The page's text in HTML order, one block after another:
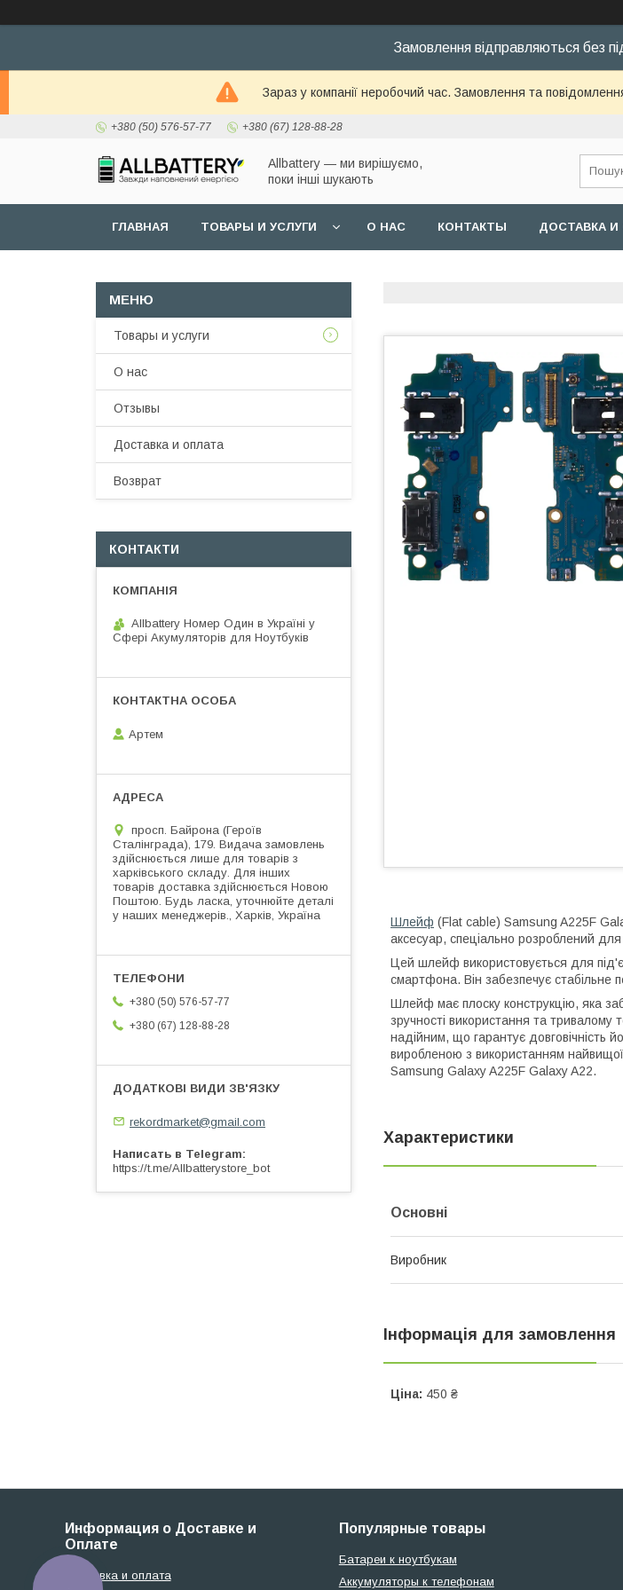
Замовлення відправляються без
Зараз у компанії неробочий час. Замовлення та
+380 (50) 576-57-77 +380 (67) 128-88-28
Allbattery — ми вирішуємо,
поки інші шукають
ГЛАВНАЯ ТОВАРЫ И УСЛУГИ О НАС КОНТАКТЫ ДОСТАВКА И
Шлейф (Flat cable) Samsung A225F
аксесуар, спеціально розроблений
Цей шлейф використовується для
смартфона. Він забезпечує
Шлейф має плоску конструкцію, яка
зручності використання та тривалому
надійним, що гарантує довговічність
виробленою з використанням найвищої
Samsung Galaxy A225F Galaxy A22.
Характеристики
Основні
Виробник
Інформація для замовлення
Ціна: 450 ₴
Товары и услуги
О нас
Отзывы
Доставка и оплата
Возврат
КОНТАКТИ
Allbattery Номер Один в Україні у
Сфері Акумуляторів для Ноутбуків
Артем
просп. Байрона (Героїв
Сталінграда), 179. Видача замовлень
здійснюється лише для товарів з
харківського складу. Для інших
товарів доставка здійснюється Новою
Поштою. Будь ласка, уточнюйте деталі
у наших менеджерів., Харків, Україна
+380 (50) 576-57-77
+380 (67) 128-88-28
rekordmarket@gmail.com
Написать в Telegram
https://t.me/Allbatterystore_bot
Информация о Доставке и
Оплате
Доставка и оплата
Популярные товары
Батареи к ноутбукам
Аккумуляторы к телефонам